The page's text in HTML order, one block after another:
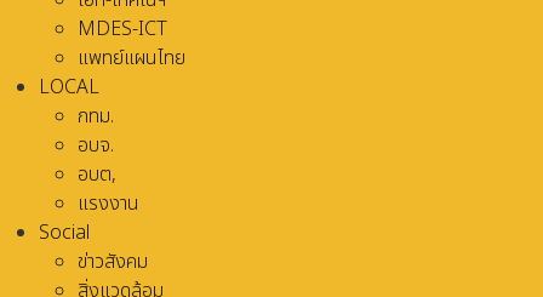
MDES-ICT
แพทย์แผนไทย
LOCAL
กทม.
อบจ.
อบต,
แรงงาน
Social
ข่าวสังคม
สิ่งแวดล้อม